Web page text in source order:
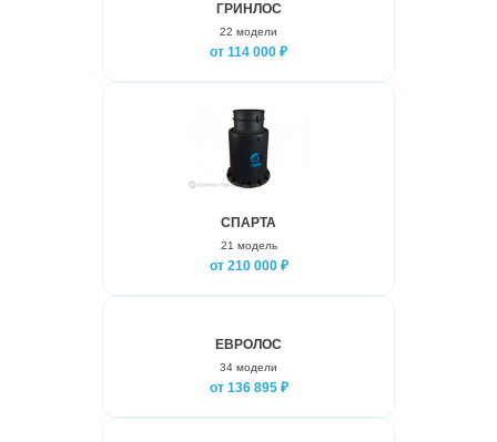
ГРИНЛОС
22 модели
от 114 000 ₽
СПАРТА
21 модель
от 210 000 ₽
ЕВРОЛОС
34 модели
от 136 895 ₽